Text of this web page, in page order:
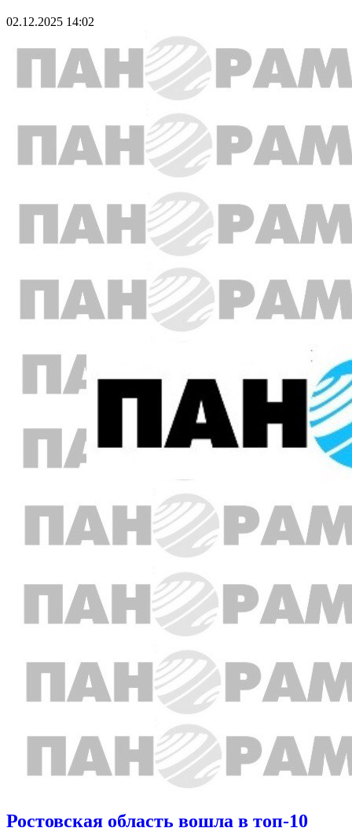
02.12.2025 14:02
Ростовская область вошла в топ-10